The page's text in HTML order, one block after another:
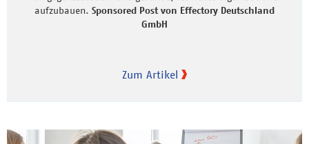
aufzubauen. Sponsored Post von Effectory Deutschland
GmbH
Zum Artikel